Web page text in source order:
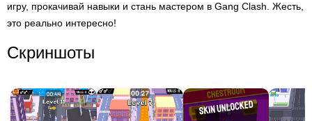
игру, прокачивай навыки и стань мастером в Gang Clash. Жесть,
это реально интересно!
Скриншоты